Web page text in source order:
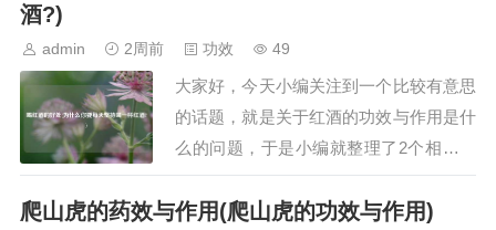
功效与作用主要有以下几点：1. 清热解
酒?)
admin 2周前 功效 49
大家好，今天小编关注到一个比较有意思
的话题，就是关于红酒的功效与作用是什
么的问题，于是小编就整理了2个相关介
绍红酒的功效与作用是什么的解答，让我
们一起看看吧。文章目录：喝红酒的好处
爬山虎的药效与作用(爬山虎的功效与作用)